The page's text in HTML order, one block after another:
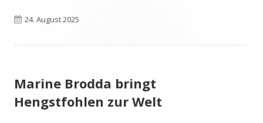
Veröffentlicht
24. August 2025
Marine Brodda bringt
Hengstfohlen zur Welt